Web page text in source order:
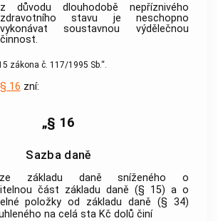
z důvodu dlouhodobě nepříznivého
zdravotního stavu je neschopno
vykonávat soustavnou výdělečnou
činnost.
zákona č. 117/1995 Sb.“.
§ 16 zní:
„§ 16
Sazba daně
základu daně sníženého o
část základu daně (§ 15) a o
položky od základu daně (§ 34)
na celá sta Kč dolů činí